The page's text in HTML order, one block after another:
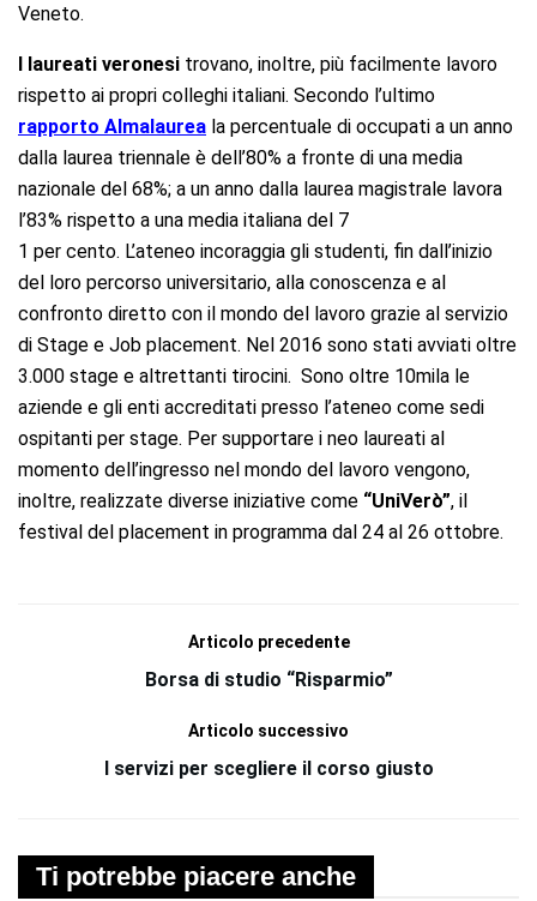
Veneto.
I laureati veronesi trovano, inoltre, più facilmente lavoro
rispetto ai propri colleghi italiani. Secondo l’ultimo
rapporto Almalaurea la percentuale di occupati a un anno
dalla laurea triennale è dell’80% a fronte di una media
nazionale del 68%; a un anno dalla laurea magistrale lavora
l’83% rispetto a una media italiana del 7
1 per cento. L’ateneo incoraggia gli studenti, fin dall’inizio
del loro percorso universitario, alla conoscenza e al
confronto diretto con il mondo del lavoro grazie al servizio
di Stage e Job placement. Nel 2016 sono stati avviati oltre
3.000 stage e altrettanti tirocini. Sono oltre 10mila le
aziende e gli enti accreditati presso l’ateneo come sedi
ospitanti per stage. Per supportare i neo laureati al
momento dell’ingresso nel mondo del lavoro vengono,
inoltre, realizzate diverse iniziative come “UniVerò”, il
festival del placement in programma dal 24 al 26 ottobre.
Articolo precedente
Borsa di studio “Risparmio”
Articolo successivo
I servizi per scegliere il corso giusto
Ti potrebbe piacere anche